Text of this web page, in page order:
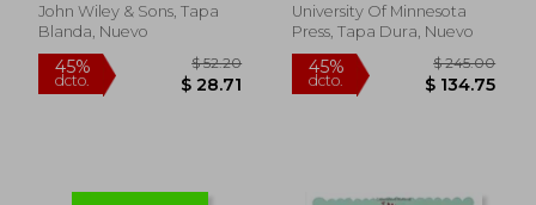
John Wiley & Sons, Tapa
Blanda, Nuevo
University Of Minnesota
Press, Tapa Dura, Nuevo